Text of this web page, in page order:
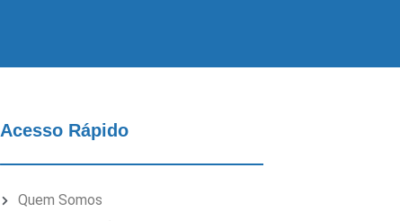
Acesso Rápido
Quem Somos